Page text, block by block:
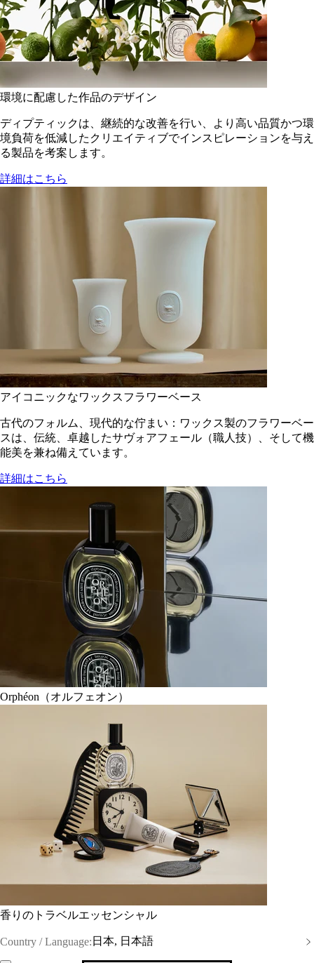
環境に配慮した作品のデザイン
ディプティックは、継続的な改善を行い、より高い品質かつ環
境負荷を低減した​クリエイティブでインスピレーションを与え
る製品を考案します。
詳細はこちら
アイコニックなワックスフラワーベース
古代のフォルム、現代的な佇まい：ワックス製のフラワーベー
スは、伝統、卓越したサヴォアフェール（職人技）、そして機
能美を兼ね備えています。
詳細はこちら
Orphéon（オルフェオン）
香りのトラベルエッセンシャル
Country / Language: 日本, 日本語